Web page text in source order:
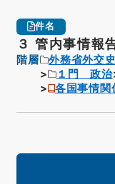
件名
３ 管内事情報
階層 外務省外交
１門 政治
各国事情関